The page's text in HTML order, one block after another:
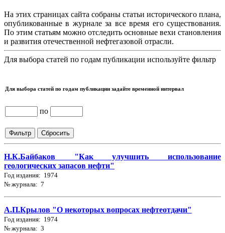
На этих страницах сайта собраны статьи исторического плана,
опубликованные в журнале за все время его существования.
По этим статьям можно отследить основные вехи становления
и развития отечественной нефтегазовой отрасли.
Для выбора статей по годам публикации используйте фильтр
Для выбора статей по годам публикации задайте временной интервал
по
Н.К.Байбаков "Как улучшить использование
геологических запасов нефти"
Год издания: 1974
№ журнала: 7
А.П.Крылов "О некоторых вопросах нефтеотдачи"
Год издания: 1974
№ журнала: 3